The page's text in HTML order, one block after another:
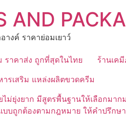
AND
งค์ ราคาย่อมเยาว์
ราคาส่ง ถูกที่สุดในไทย
ร้านเค
รเสริม แหล่งผลิตขวดครีม
ไม่ยุ่งยาก มีสูตรพื้นฐานให้เลือกม
บบถูกต้องตามกฎหมาย ให้คำปรึกษ